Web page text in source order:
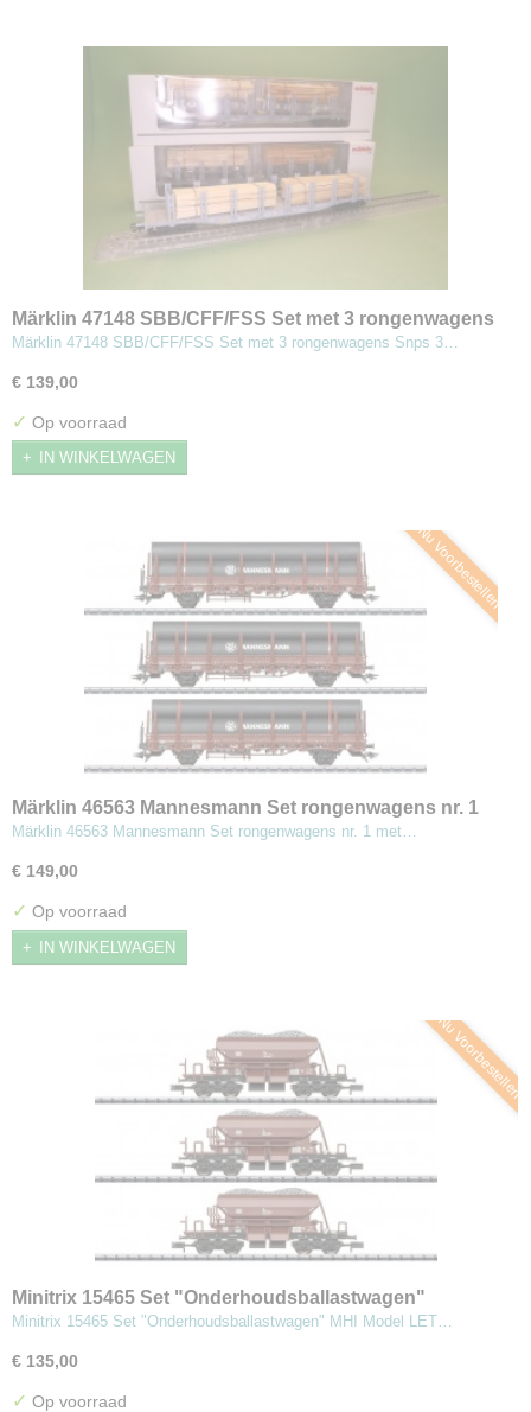
Märklin 47148 SBB/CFF/FSS Set met 3 rongenwagens
Snps
Märklin 47148 SBB/CFF/FSS Set met 3 rongenwagens Snps 3…
€ 139,00
✓ Op voorraad
IN WINKELWAGEN
Nu Voorbestellen
Märklin 46563 Mannesmann Set rongenwagens nr. 1
met lading stalen buizen
Märklin 46563 Mannesmann Set rongenwagens nr. 1 met…
€ 149,00
✓ Op voorraad
IN WINKELWAGEN
Nu Voorbestellen
Minitrix 15465 Set "Onderhoudsballastwagen"
Minitrix 15465 Set "Onderhoudsballastwagen" MHI Model LET…
€ 135,00
✓ Op voorraad